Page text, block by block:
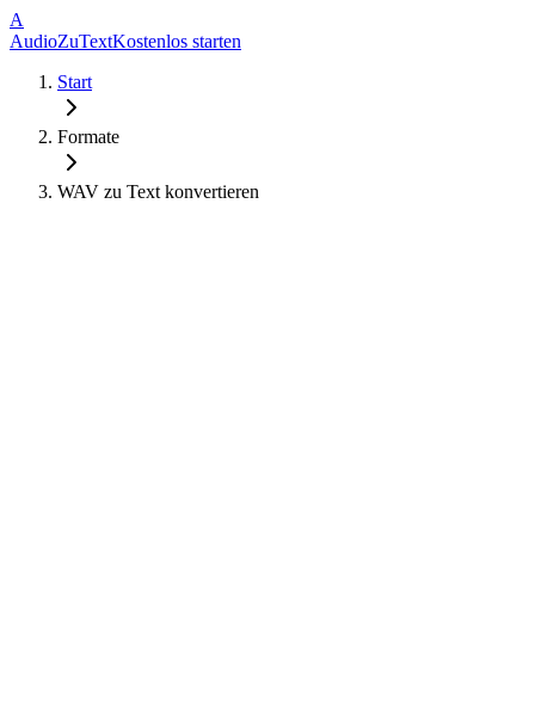
A
AudioZuTextKostenlos starten
Start
Formate
WAV zu Text konvertieren